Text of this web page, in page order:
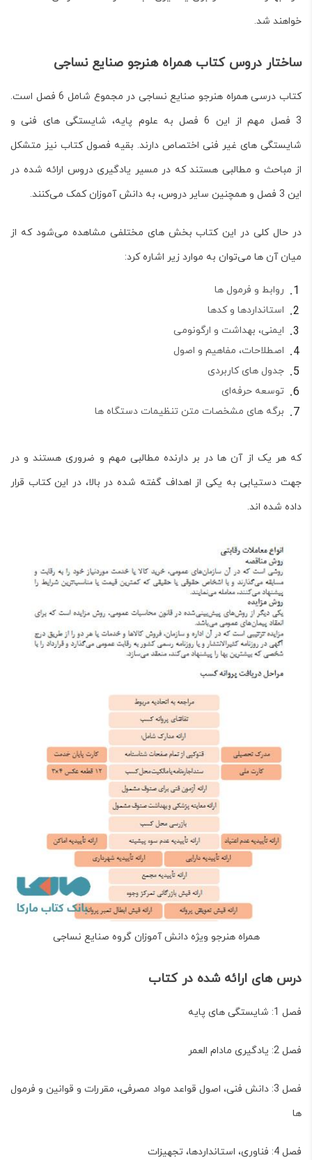
خواهند شد.
ساختار دروس کتاب همراه هنرجو صنایع نساجی
کتاب درسیهمراه هنرجو صنایع نساجی
در مجموع شامل 6 فصل است.
3 فصل مهم از این 6 فصل به علوم پایه، شایستگی های فنی و
شایستگی های غیر فنی اختصاص دارند. بقیه فصول کتاب نیز متشکل
از مباحث و مطالبی هستند که در مسیر یادگیری دروس ارائه شده در
این 3 فصل و همچنین سایر دروس، به دانش آموزان کمک می‌کنند.
در حال کلی در این کتاب بخش های مختلفی مشاهده می‌شود که از
میان آن ها می‌توان به موارد زیر اشاره کرد:
روابط و فرمول ها
استانداردها و کدها
ایمنی، بهداشت و ارگونومی
اصطلاحات، مفاهیم و اصول
جدول های کاربردی
توسعه حرفه‌ای
برگه های مشخصات متن تنظیمات دستگاه ها
که هر یک از آن ها در بر دارنده مطالبی مهم و ضروری هستند و در
جهت دستیابی به یکی از اهداف گفته شده در بالا، در این کتاب قرار
داده شده اند.
همراه هنرجو ویژه دانش آموزان گروه صنایع نساجی
درس های ارائه شده در کتاب
فصل 1: شایستگی های پایه
فصل 2: یادگیری مادام العمر
فصل 3: دانش فنی، اصول قواعد مواد مصرفی، مقررات و قوانین و فرمول
ها
فصل 4: فناوری، استانداردها، تجهیزات